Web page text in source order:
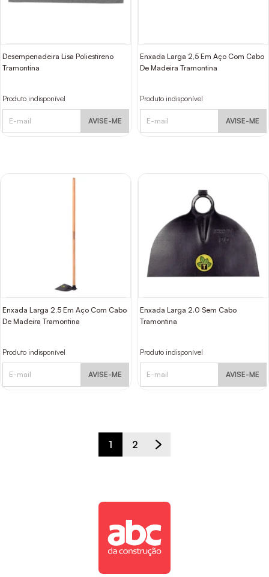
Desempenadeira Lisa Poliestireno
Tramontina
Produto indisponível
AVISE-ME
Enxada Larga 2,5 Em Aço Com Cabo
De Madeira Tramontina
Produto indisponível
AVISE-ME
Enxada Larga 2,5 Em Aço Com Cabo
De Madeira Tramontina
Produto indisponível
AVISE-ME
Enxada Larga 2.0 Sem Cabo
Tramontina
Produto indisponível
AVISE-ME
1 2